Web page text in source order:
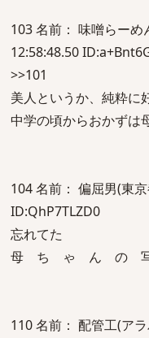
103 名前： 味噌らー
12:58:48.50
>>101
美人というか、純粋に
中学の頃からおかずは
104 名前： 偏屈男(東
ID:QhP7TLZD0
忘れてた
母 ち ゃ ん の
110 名前： 配管工(ア